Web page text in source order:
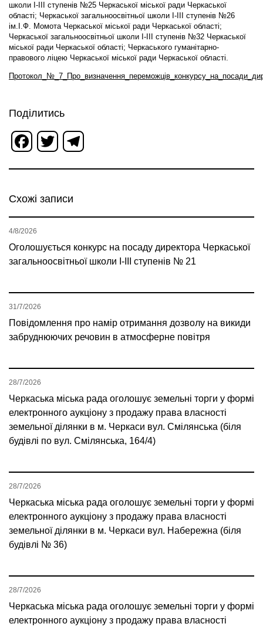
школи І-ІІІ ступенів №25 Черкаської міської ради Черкаської
області; Черкаської загальноосвітньої школи І-ІІІ ступенів №26
ім.І.Ф. Момота Черкаської міської ради Черкаської області;
Черкаської загальноосвітньої школи І-ІІІ ступенів №32 Черкаської
міської ради Черкаської області; Черкаського гуманітарно-
правового ліцею Черкаської міської ради Черкаської області.
Поділитись
Facebook
Twitter
Схожі записи
Оголошується конкурс на посаду директора Черкаської
загальноосвітньої школи І-ІІІ ступенів № 21
4/8/2026
Повідомлення про намір отримання дозволу на викиди
забруднюючих речовин в атмосферне повітря
31/7/2026
Черкаська міська рада оголошує земельні торги у формі
електронного аукціону з продажу права власності
земельної ділянки в м. Черкаси вул. Смілянська (біля
будівлі по вул. Смілянська, 164/4)
28/7/2026
Черкаська міська рада оголошує земельні торги у формі
електронного аукціону з продажу права власності
земельної ділянки в м. Черкаси вул. Набережна (біля
будівлі № 36)
28/7/2026
Черкаська міська рада оголошує земельні торги у формі
електронного аукціону з продажу права власності
28/7/2026